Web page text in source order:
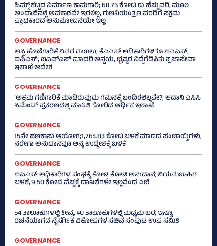
ಹಿಮ್ಸ್‌ ಕಟ್ಟಡ ನಿರ್ಮಾಣ ಕಾಮಗಾರಿ; 68.75 ಕೋಟಿ ರು ಹೆಚ್ಚುವರಿ, ಮೂಲ
ಅಂದಾಜಿನಲ್ಲಿ ಅವಕಾಶವೇ ಇರಲಿಲ್ಲ, ಗುಣನಿಯಂತ್ರಣ ವರದಿಗೆ ಸಕ್ಷಮ
ಪ್ರಾಧಿಕಾರದ ಅನುಮೋದನೆಯೇ ಇಲ್ಲ
GOVERNANCE
ಆಸ್ತಿ ಹೊಣೆಗಾರಿಕೆ ವಿವರ ದಾಖಲು; ಕೆಎಎಸ್ ಅಧಿಕಾರಿಗಳಿಗೂ ಐಎಎಸ್‌,
ಐಪಿಎಸ್‌, ಐಎಫ್‌ಎಸ್‌ ಮಾದರಿ ಅನ್ವಯ, ಭ್ರಷ್ಟರ ನಿದ್ದೆಗೆಡಿಸಿತು ಪ್ರಜಾಸೇವಾ
ಇಲಾಖೆ ಆದೇಶ
GOVERNANCE
‘ಅಕ್ರಮ ಗಣಿಗಾರಿಕೆ ಮಾಡಿರುವುದು ಗಮನಕ್ಕೆ ಬಂದಿರಲಿಲ್ಲವೇ?; ಅದಾನಿ ಎಸಿಸಿ
ಸಿಮೆಂಟ್ ಪ್ರಕರಣದಲ್ಲಿ ಮಾಹಿತಿ ಕೋರಿದ ಆರ್ಥಿಕ ಇಲಾಖೆ
GOVERNANCE
15ನೇ ಹಣಕಾಸು ಆಯೋಗ;1,764.83 ಕೋಟಿ ಬಳಕೆ ಮಾಡದ ಪಂಚಾಯ್ತಿಗಳು,
ನರೇಗಾ ಅನುದಾನವೂ ಅನ್ಯ ಉದ್ದೇಶಕ್ಕೆ ಬಳಕೆ
GOVERNANCE
ಐಎಎಸ್‌ ಅಧಿಕಾರಿಗಳ ಸಂಘಕ್ಕೆ ಕೋಟಿ ಕೋಟಿ ಅನುದಾನ; ನಿಯಮಬಾಹಿರ
ಬಳಕೆ, 9.50 ಕೋಟಿ ವೆಚ್ಚಕ್ಕೆ ದಾಖಲೆಗಳೇ ಇಲ್ಲವೆಂದ ಎಜಿ
GOVERNANCE
54 ತಾಲೂಕುಗಳಲ್ಲಿ ತೀವ್ರ, 40 ತಾಲೂಕುಗಳಲ್ಲಿ ಮಧ್ಯಮ ಬರ; ಇನ್ನೂ
ರಚನೆಯಾಗದ ನೈಸರ್ಗಿಕ ವಿಕೋಪಗಳ ಸಚಿವ ಸಂಪುಟ ಉಪ ಸಮಿತಿ
GOVERNANCE